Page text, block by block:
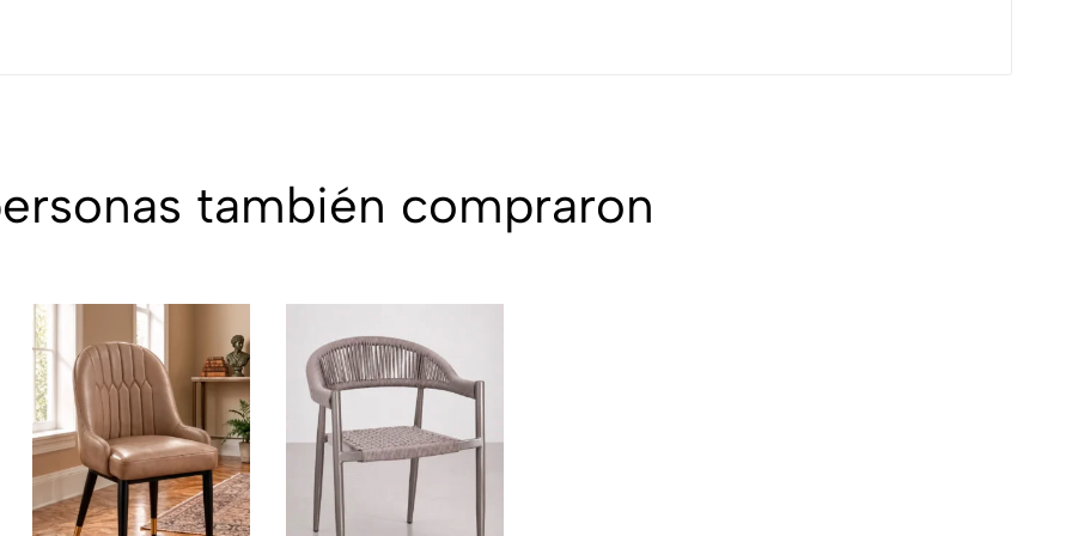
también compraron